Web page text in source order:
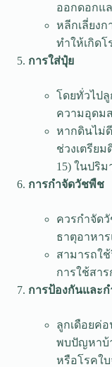
ออกดอกแ
หลีกเลี่ยงก
ทำให้เกิดโ
การใส่ปุ๋ย
โดยทั่วไป
ความอุดม
หากดินไม่
ช่วงเตรียม
15) ในปริ
การกำจัดวัชพืช
ควรกำจัด
ธาตุอาหา
สามารถใ
การใช้สา
การป้องกันและ
ลูกเดือยค่
พบปัญหาบ้
หรือโรคใ